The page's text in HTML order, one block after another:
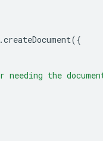
.createDocument({
needing the